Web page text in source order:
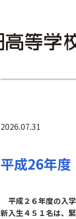
2026.07.31
平成26年
平成２６年度の入
新入生４５１名は、